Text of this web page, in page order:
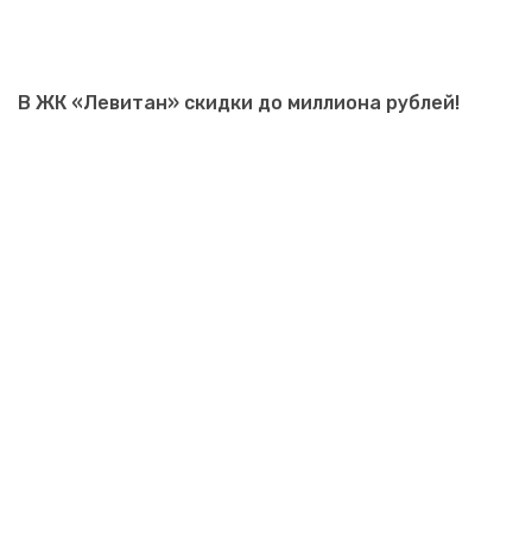
В ЖК «Левитан» скидки до миллиона рублей!